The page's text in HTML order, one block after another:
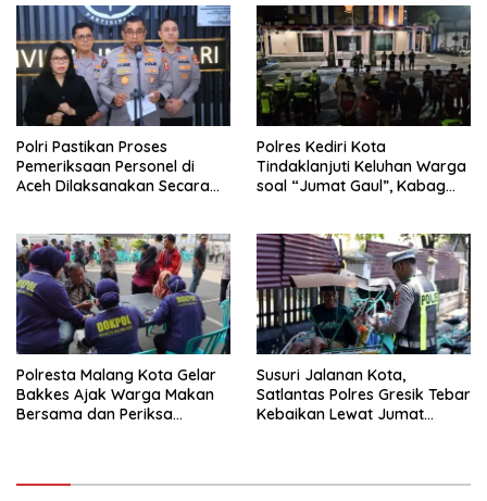
Polri Pastikan Proses
Pemeriksaan Personel di
Aceh Dilaksanakan Secara
Polres Kediri Kota
Tindaklanjuti Keluhan Warga
soal “Jumat Gaul”, Kabag
Ketenteraman Masyarakat
Polresta Malang Kota Gelar
Bakkes Ajak Warga Makan
Bersama dan Periksa
Susuri Jalanan Kota,
Satlantas Polres Gresik Tebar
Kebaikan Lewat Jumat